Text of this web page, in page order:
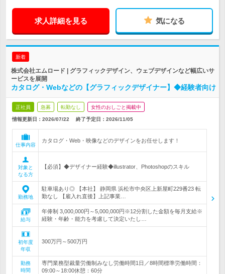
求人詳細を見る 気になる
新着
株式会社エムロード | グラフィックデザイン、ウェブデザインなど幅広いサ
ービスを展開
カタログ・Webなどの【グラフィックデザイナー】◆経験者向け
正社員 急募 転勤なし 女性のおしごと掲載中
情報更新日：2026/07/22 終了予定日： 2026/11/05
仕事内容
カタログ・Web・映像などのデザインをお任せします！
対象と
なる方
【必須】◆デザイナー経験◆illustrator、Photoshopのスキル
勤務地
駐車場あり◎ 【本社】 静岡県 浜松市中央区上新屋町229番23 転
勤なし 【雇入れ直後】上記事業…
給与
年俸制 3,000,000円～5,000,000円※12分割した金額を毎月支給※
経験・年齢・能力を考慮して決定いたし…
初年度
年収
300万円～500万円
勤務
時間
専門業務型裁量労働制みなし労働時間1日／8時間標準労働時間：
09:00～18:00休憩：60分